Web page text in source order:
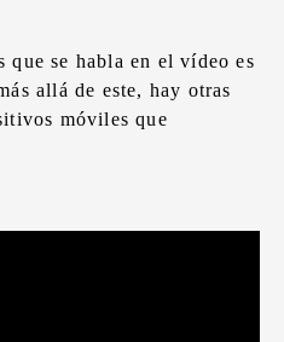
que se habla en el vídeo es
allá de este, hay otras
móviles que